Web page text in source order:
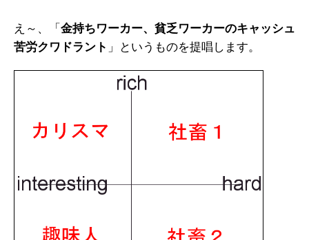
え～、「 金持ちワーカー、貧乏ワーカーのキャッシュ
苦労クワドラント 」というものを提唱します。